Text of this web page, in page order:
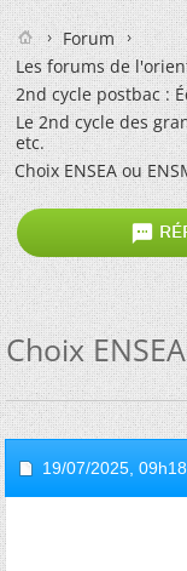
Forum
Les forums de
2nd cycle postbac :
Le 2nd cycle des
etc.
Choix ENSEA ou

Choix
19/07/2025, 09h18